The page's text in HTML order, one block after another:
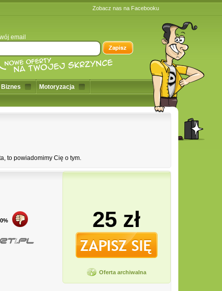
email
Zobacz nas na Facebooku
Biznes
Motoryzacja
to powiadomimy Cię o tym.
0% 25 zł
Oferta archiwalna